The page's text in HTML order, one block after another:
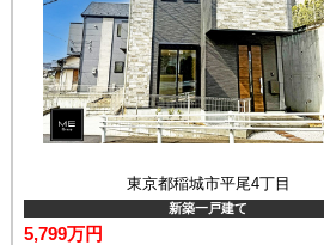
東京都稲城市平尾4丁目
新築一戸建て
5,799万円